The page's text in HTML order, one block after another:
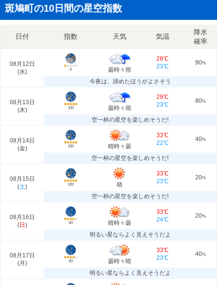
斑鳩町の10日間の星空指数
日付 指数 天気 気温
降水
確率
08月12日
(水) 0 曇時々雨
28℃
23℃
90%
今夜は、諦めたほうがよさそう
08月13日
(木) 100 曇時々雨
29℃
23℃
80%
空一杯の星空を楽しめそうだ!
08月14日
(金) 100 晴時々曇
33℃
22℃
40%
空一杯の星空を楽しめそうだ!
08月15日
(土) 100 晴
33℃
23℃
20%
空一杯の星空を楽しめそうだ!
08月16日
(日 ) 60 晴時々曇
33℃
24℃
20%
明るい星ならよく見えそうだよ
08月17日
(月 ) 60 曇時々晴
33℃
23℃
40%
明るい星ならよく見えそうだよ